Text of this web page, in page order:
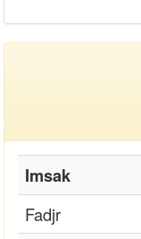
Imsak
Fadjr